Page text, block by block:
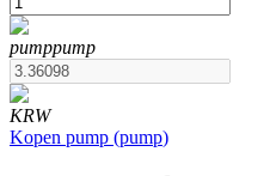
pumppump
KRW
Kopen pump (pump)